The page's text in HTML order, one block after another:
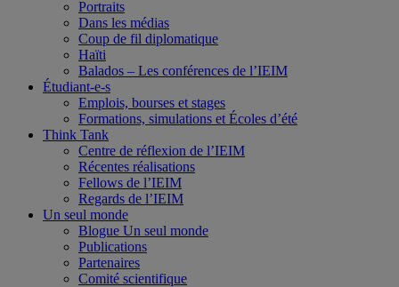
Portraits
Dans les médias
Coup de fil diplomatique
Haïti
Balados – Les conférences de l’IEIM
Étudiant-e-s
Emplois, bourses et stages
Formations, simulations et Écoles d’été
Think Tank
Centre de réflexion de l’IEIM
Récentes réalisations
Fellows de l’IEIM
Regards de l’IEIM
Un seul monde
Blogue Un seul monde
Publications
Partenaires
Comité scientifique